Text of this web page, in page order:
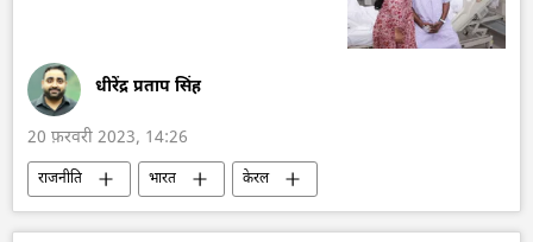
धीरेंद्र प्रताप सिंह
20 फ़रवरी 2023, 14:26
राजनीति भारत
केरल
स्वस्थ जीवन शैली
कैंसर